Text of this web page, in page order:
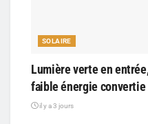
SOLAIRE
Lumière verte en
faible énergie
il y a 3 jours